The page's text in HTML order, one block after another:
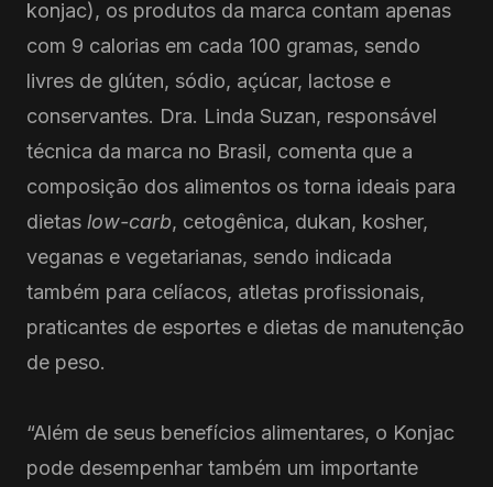
konjac), os produtos da marca contam apenas
com 9 calorias em cada 100 gramas, sendo
livres de glúten, sódio, açúcar, lactose e
conservantes. Dra. Linda Suzan, responsável
técnica da marca no Brasil, comenta que a
composição dos alimentos os torna ideais para
dietas low-carb, cetogênica, dukan, kosher,
veganas e vegetarianas, sendo indicada
também para celíacos, atletas profissionais,
praticantes de esportes e dietas de manutenção
de peso.
“Além de seus benefícios alimentares, o Konjac
pode desempenhar também um importante